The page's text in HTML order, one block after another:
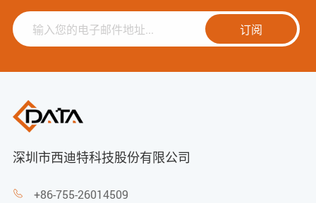
订阅
深圳市西迪特科技股份有限公司
 +86-755-26014509